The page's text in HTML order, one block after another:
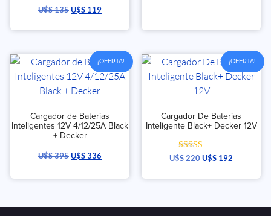
U$S135U$S 119
¡OFERTA!
Cargador de Baterias
Inteligentes 12V 4/12/25A Black
+ Decker
U$S395U$S336
¡OFERTA!
Cargador De Baterias
Inteligente Black+ Decker 12V
Valorado con
5.00
U$S220U$S 192